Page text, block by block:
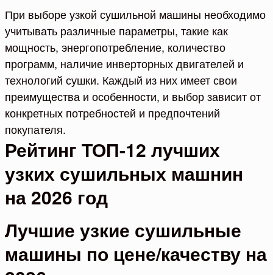
При выборе узкой сушильной машины необходимо
учитывать различные параметры, такие как
мощность, энергопотребление, количество
программ, наличие инверторных двигателей и
технологий сушки. Каждый из них имеет свои
преимущества и особенности, и выбор зависит от
конкретных потребностей и предпочтений
покупателя.
Рейтинг ТОП-12 лучших
узких сушильных машнин
на 2026 год
Лучшие узкие сушильные
машины по цене/качеству на